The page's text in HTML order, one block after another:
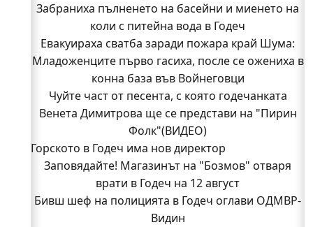
Забраниха пълненето на басейни и миенето на
коли с питейна вода в Годеч
Евакуираха сватба заради пожара край Шума:
Младоженците първо гасиха, после се ожениха в
конна база във Войнеговци
Чуйте част от песента, с която годечанката
Венета Димитрова ще се представи на "Пирин
Фолк"(ВИДЕО)
Горското в Годеч има нов директор
Заповядайте! Магазинът на "Бозмов" отваря
врати в Годеч на 12 август
Бивш шеф на полицията в Годеч оглави ОДМВР-
Видин